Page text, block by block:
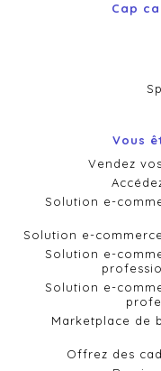
Cap
Vous
Vendez
Solution e-
Solution e-
Solution e-
Solution e-
Marketplace de
Offrez des